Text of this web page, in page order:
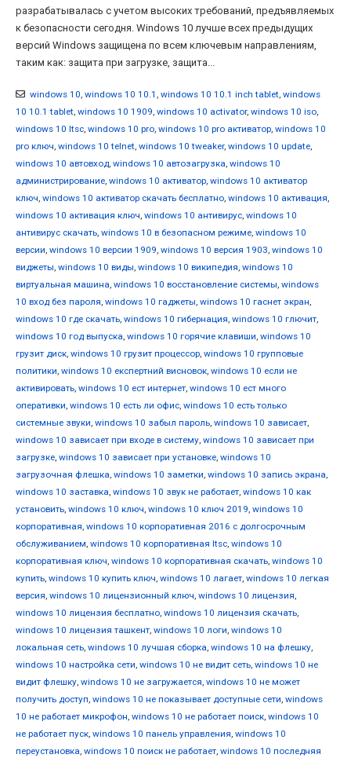
разрабатывалась с учетом высоких требований, предъявляемых
к безопасности сегодня. Windows 10 лучше всех предыдущих
версий Windows защищена по всем ключевым направлениям,
таким как: защита при загрузке, защита...
windows 10, windows 10 10.1 , windows 10 10.1 inch tablet, windows
10 10.1 tablet, windows 10 1909, windows 10 activator, windows 10 iso,
windows 10 ltsc, windows 10 pro, windows 10 pro активатор, windows 10
pro ключ, windows 10 telnet, windows 10 tweaker, windows 10 update,
windows 10 автовход, windows 10 автозагрузка, windows 10
администрирование, windows 10 активатор, windows 10 активатор
ключ, windows 10 активатор скачать бесплатно, windows 10 активация,
windows 10 активация ключ, windows 10 антивирус, windows 10
антивирус скачать, windows 10 в безопасном режиме, windows 10
версии, windows 10 версии 1909, windows 10 версия 1903, windows 10
виджеты, windows 10 виды, windows 10 википедия, windows 10
виртуальная машина, windows 10 восстановление системы, windows
10 вход без пароля, windows 10 гаджеты, windows 10 гаснет экран,
windows 10 где скачать, windows 10 гибернация, windows 10 глючит,
windows 10 год выпуска, windows 10 горячие клавиши, windows 10
грузит диск, windows 10 грузит процессор, windows 10 групповые
политики, windows 10 експертний висновок, windows 10 если не
активировать, windows 10 ест интернет, windows 10 ест много
оперативки, windows 10 есть ли офис, windows 10 есть только
системные звуки, windows 10 забыл пароль, windows 10 зависает,
windows 10 зависает при входе в систему, windows 10 зависает при
загрузке, windows 10 зависает при установке, windows 10
загрузочная флешка, windows 10 заметки, windows 10 запись экрана,
windows 10 заставка, windows 10 звук не работает, windows 10 как
установить, windows 10 ключ, windows 10 ключ 2019, windows 10
корпоративная, windows 10 корпоративная 2016 с долгосрочным
обслуживанием, windows 10 корпоративная ltsc, windows 10
корпоративная ключ, windows 10 корпоративная скачать, windows 10
купить, windows 10 купить ключ, windows 10 лагает, windows 10 легкая
версия, windows 10 лицензионный ключ, windows 10 лицензия,
windows 10 лицензия бесплатно, windows 10 лицензия скачать,
windows 10 лицензия ташкент, windows 10 логи, windows 10
локальная сеть, windows 10 лучшая сборка, windows 10 на флешку,
windows 10 настройка сети, windows 10 не видит сеть, windows 10 не
видит флешку, windows 10 не загружается, windows 10 не может
получить доступ, windows 10 не показывает доступные сети, windows
10 не работает микрофон, windows 10 не работает поиск, windows 10
не работает пуск, windows 10 панель управления, windows 10
переустановка, windows 10 поиск не работает, windows 10 последняя